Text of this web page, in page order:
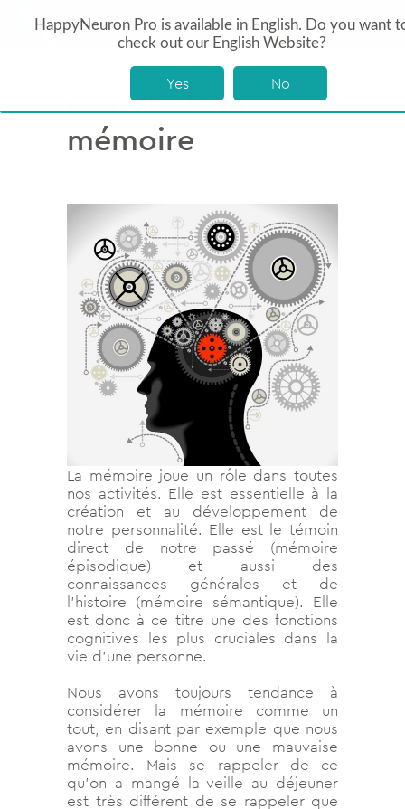
Le rôle de la
mémoire
La mémoire joue un rôle dans toutes
nos activités. Elle est essentielle à la
création et au développement de
notre personnalité. Elle est le témoin
direct de notre passé (mémoire
épisodique) et aussi des
connaissances générales et de
l’histoire (mémoire sémantique). Elle
est donc à ce titre une des fonctions
cognitives les plus cruciales dans la
vie d’une personne.
Nous avons toujours tendance à
considérer la mémoire comme un
tout, en disant par exemple que nous
avons une bonne ou une mauvaise
mémoire. Mais se rappeler de ce
qu’on a mangé la veille au déjeuner
est très différent de se rappeler que
HappyNeuron Pro is available in English. Do you want
check out our English Website?
Yes No